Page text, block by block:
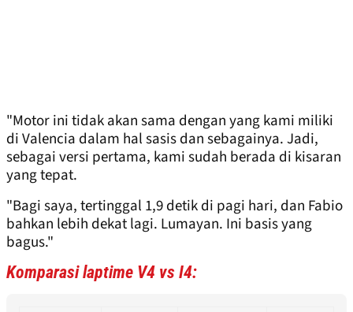
"Motor ini tidak akan sama dengan yang kami miliki
di Valencia dalam hal sasis dan sebagainya. Jadi,
sebagai versi pertama, kami sudah berada di kisaran
yang tepat.
"Bagi saya, tertinggal 1,9 detik di pagi hari, dan Fabio
bahkan lebih dekat lagi. Lumayan. Ini basis yang
bagus."
Komparasi laptime V4 vs I4: